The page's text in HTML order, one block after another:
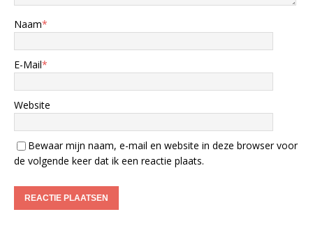
Naam*
E-Mail*
Website
Bewaar mijn naam, e-mail en website in deze browser voor
de volgende keer dat ik een reactie plaats.